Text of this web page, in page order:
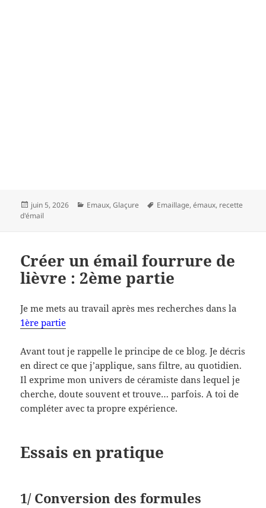
Publié
le
juin 5, 2026 Catégories
Emaux,Glaçure
Mots-
Emaillage,émaux, recette
d'émail
Créer un émail fourrure de
lièvre : 2ème partie
Je me mets au travail après mes recherches dans la
1ère partie
Avant tout je rappelle le principe de ce blog. Je décris
en direct ce que j’applique, sans filtre, au quotidien.
Il exprime mon univers de céramiste dans lequel je
cherche, doute souvent et trouve… parfois. A toi de
compléter avec ta propre expérience.
Essais en pratique
1/ Conversion des formules